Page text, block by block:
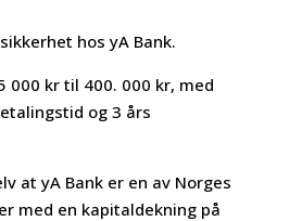
hos yA Bank.
000 kr til 400. 000 kr, med
og 3 års
at yA Bank er en av Norges
med en kapitaldekning på